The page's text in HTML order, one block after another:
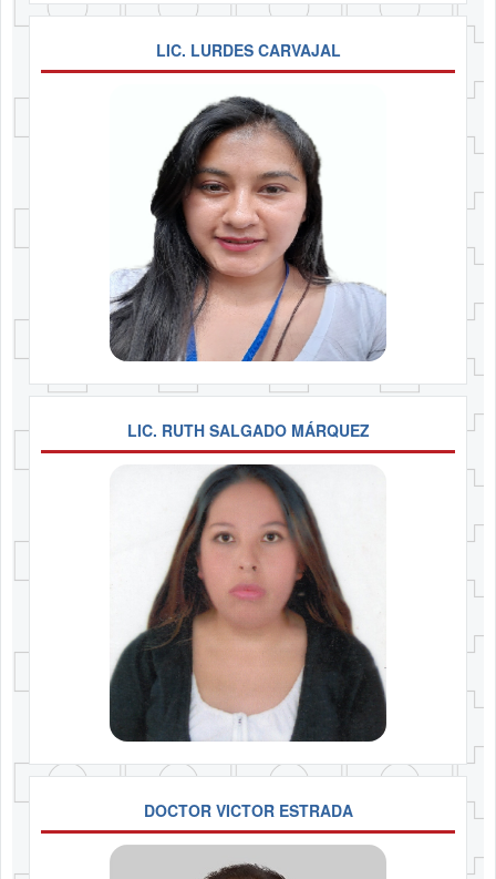
LIC. LURDES CARVAJAL
LIC. RUTH SALGADO MÁRQUEZ
DOCTOR VICTOR ESTRADA